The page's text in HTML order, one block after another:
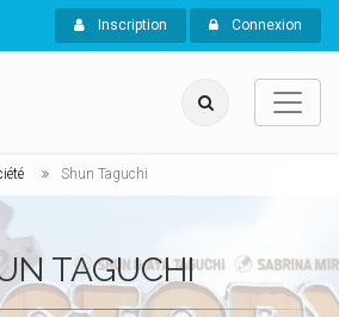
Inscription Connexion
Shun Taguchi
TAGUCHI